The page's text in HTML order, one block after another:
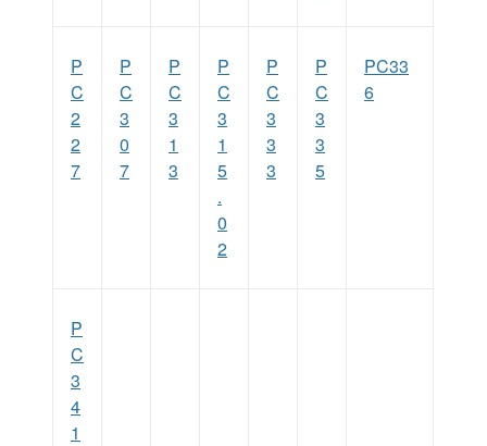
P
C
2
2
7
P
C
3
0
7
P
C
3
1
3
P
C
3
1
5
.
0
2
P
C
3
3
3
P
C
3
3
5
PC33
6
P
C
3
4
1